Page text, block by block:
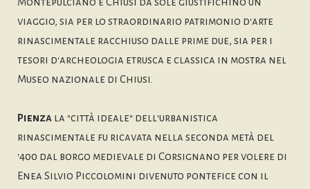
Montepulciano e Chiusi da sole giustifichino un
viaggio, sia per lo straordinario patrimonio d'arte
rinascimentale racchiuso dalle prime due, sia per i
tesori d'archeologia etrusca e classica in mostra nel
Museo nazionale di Chiusi.
Pienza la "città ideale" dell'urbanistica
rinascimentale fu ricavata nella seconda metà del
'400 dal borgo medievale di Corsignano per volere di
Enea Silvio Piccolomini divenuto pontefice con il